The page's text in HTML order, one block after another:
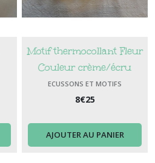
Motif thermocollant Fleur
Couleur crème/écru
ECUSSONS ET MOTIFS
8€25
AJOUTER AU PANIER